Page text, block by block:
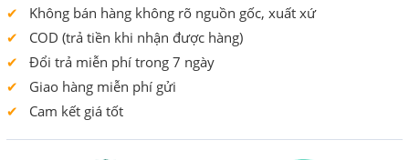
Không bán hàng không rõ nguồn gốc, xuất xứ
COD (trả tiền khi nhận được hàng)
Đổi trả miễn phí trong 7 ngày
Giao hàng miễn phí gửi
Cam kết giá tốt